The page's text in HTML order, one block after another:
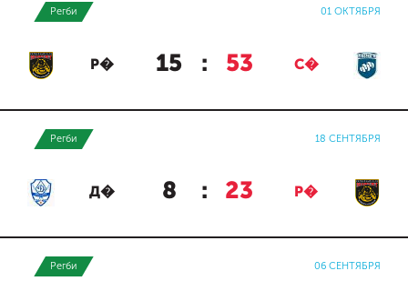
Регби 01 ОКТЯБРЯ
Р� 15 : 53 С�
Регби 18 СЕНТЯБРЯ
Д� 8 : 23 Р�
Регби 06 СЕНТЯБРЯ